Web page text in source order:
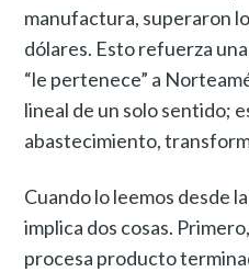
manufactura, superaron
dólares. Esto refuerza
“le pertenece” a
lineal de un solo sentido;
abastecimiento,
Cuando lo leemos desde
implica dos cosas.
procesa producto